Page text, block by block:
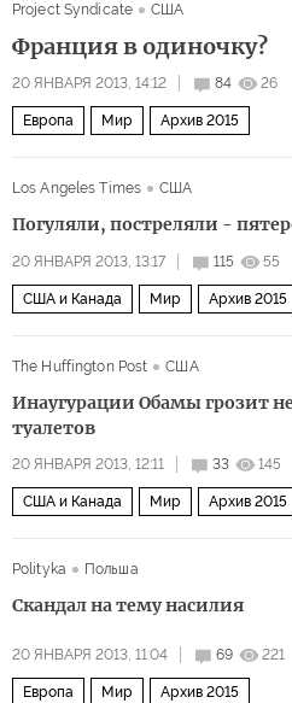
Project Syndicate США
Франция в одиночку?
20 ЯНВАРЯ 2013, 14:12 84 26
Европа Мир Архив 2015
Los Angeles Times США
Погуляли, постреляли -
20 ЯНВАРЯ 2013, 13:17 115 55
США и Канада Мир Архив 2015
The Huffington Post США
Инаугурации Обамы грозит
туалетов
20 ЯНВАРЯ 2013, 12:11 33 145
США и Канада Мир Архив 2015
Polityka
Польша
Скандал на тему насилия
20 ЯНВАРЯ 2013, 11:04 69 221
Европа Мир Архив 2015